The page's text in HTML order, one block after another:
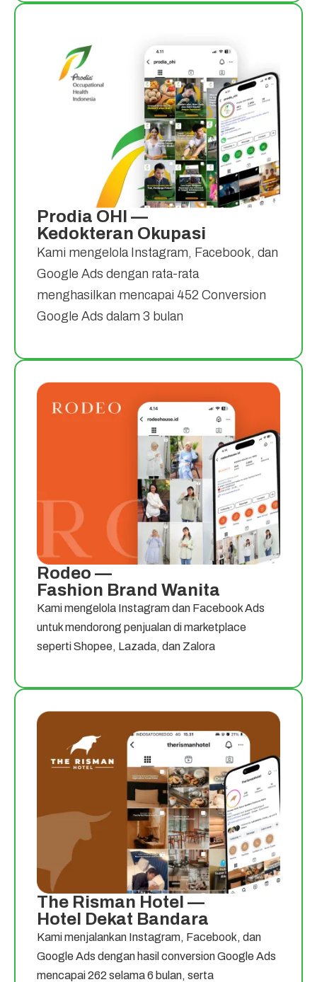
Prodia OHI —
Kedokteran Okupasi
Kami mengelola Instagram, Facebook, dan
Google Ads dengan rata-rata
menghasilkan mencapai 452 Conversion
Google Ads dalam 3 bulan
Rodeo —
Fashion Brand Wanita
Kami mengelola Instagram dan Facebook Ads
untuk mendorong penjualan di marketplace
seperti Shopee, Lazada, dan Zalora
The Risman Hotel —
Hotel Dekat Bandara
Kami menjalankan Instagram, Facebook, dan
Google Ads dengan hasil conversion Google Ads
mencapai 262 selama 6 bulan, serta